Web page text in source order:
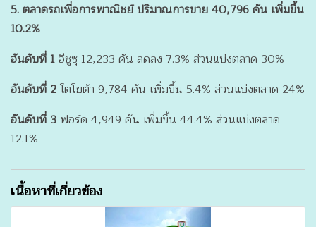
5. ตลาดรถเพื่อการพาณิชย์ ปริมาณการขาย 40,796 คัน เพิ่มขึ้น
10.2%
อันดับที่ 1อีซูซุ 12,233 คัน ลดลง 7.3% ส่วนแบ่งตลาด 30%
อันดับที่ 2โตโยต้า 9,784 คัน เพิ่มขึ้น 5.4% ส่วนแบ่งตลาด 24%
อันดับที่ 3 ฟอร์ด 4,949 คัน เพิ่มขึ้น 44.4% ส่วนแบ่งตลาด
12.1%
เนื้อหาที่เกี่ยวข้อง